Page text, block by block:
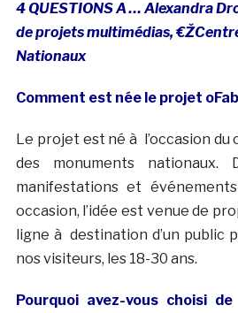
4 QUESTIONS A … Alexandra
de projets multimédias,
Nationaux
Comment est née le projet
Le projet est né à l’occasion
des monuments nationaux.
manifestations et
occasion, l’idée est venue de
ligne à destination d’un public
nos visiteurs, les 18-30 ans.
Pourquoi avez-vous choisi